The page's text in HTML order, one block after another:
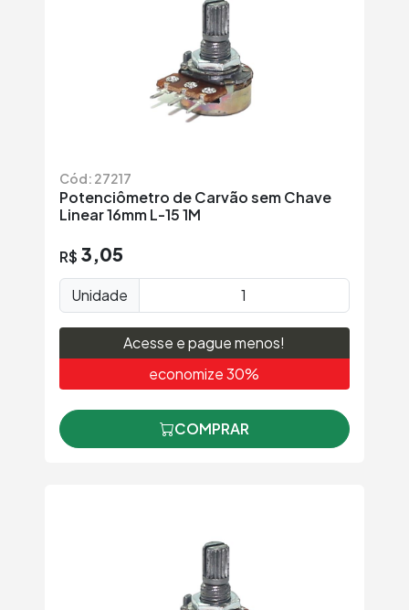
Cód: 27217
Potenciômetro de Carvão sem Chave
Linear 16mm L-15 1M
R$ 3,05
Unidade
Acesse e pague menos!
economize 30%
COMPRAR